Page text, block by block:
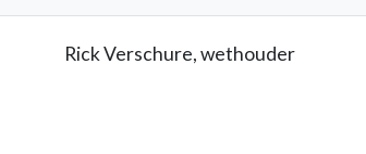
Rick Verschure, wethouder